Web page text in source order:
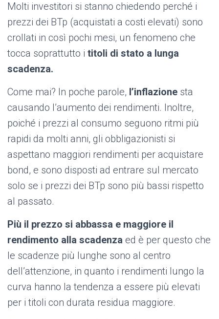
Molti investitori si stanno chiedendo perché i
prezzi dei BTp (acquistati a costi elevati) sono
crollati in così pochi mesi, un fenomeno che
tocca soprattutto i titoli di stato a lunga
scadenza.
Come mai? In poche parole, l’inflazione sta
causando l’aumento dei rendimenti. Inoltre,
poiché i prezzi al consumo seguono ritmi più
rapidi da molti anni, gli obbligazionisti si
aspettano maggiori rendimenti per acquistare
bond, e sono disposti ad entrare sul mercato
solo se i prezzi dei BTp sono più bassi rispetto
al passato.
Più il prezzo si abbassa e maggiore il
rendimento alla scadenza ed è per questo che
le scadenze più lunghe sono al centro
dell’attenzione, in quanto i rendimenti lungo la
curva hanno la tendenza a essere più elevati
per i titoli con durata residua maggiore.